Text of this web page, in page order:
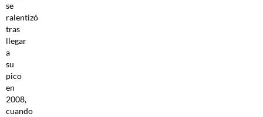
se
ralentizó
tras
llegar
a
su
pico
en
2008,
cuando